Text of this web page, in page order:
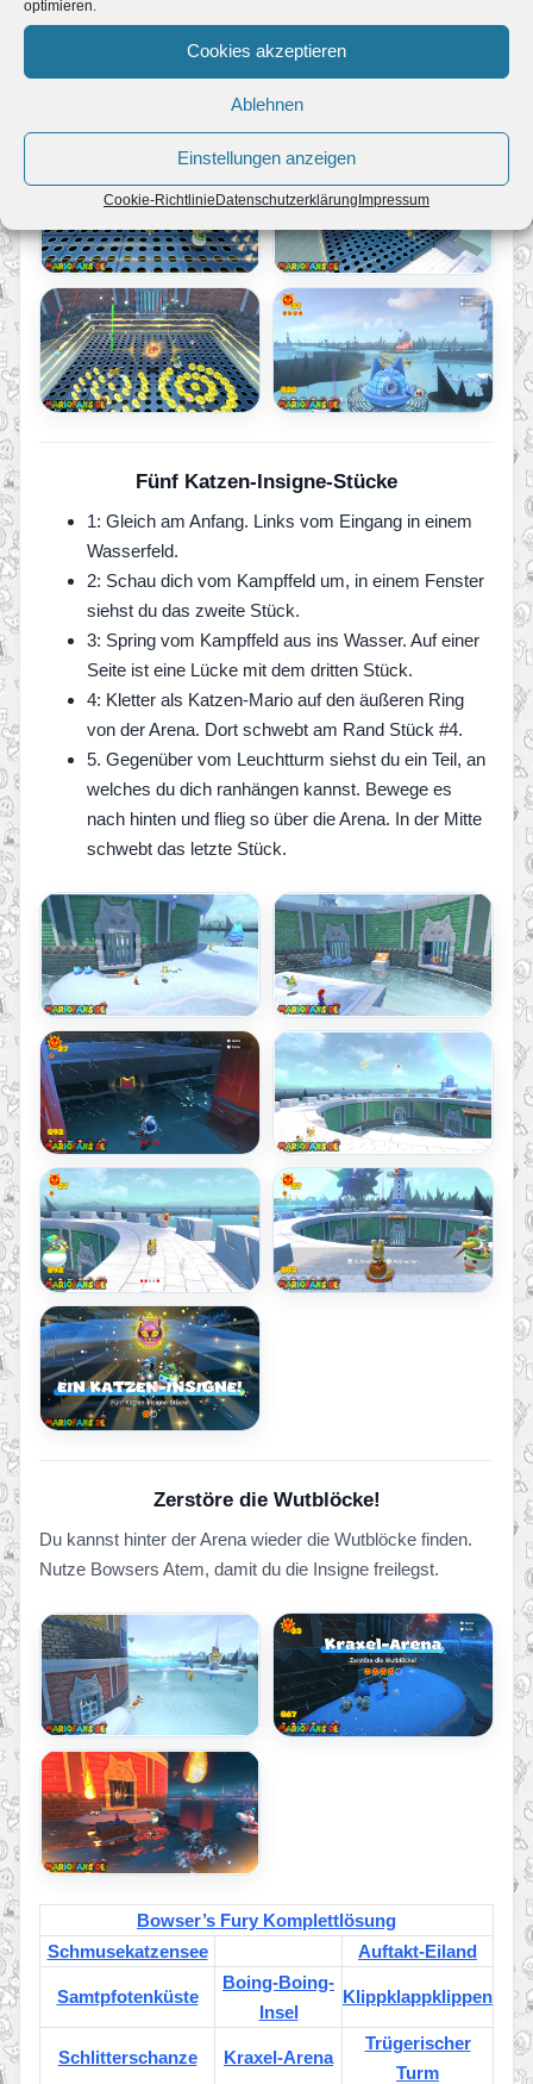
optimieren.
Cookies akzeptieren
Ablehnen
Einstellungen anzeigen
Cookie-RichtlinieDatenschutzerklärungImpressum
Fünf Katzen-Insigne-Stücke
1: Gleich am Anfang. Links vom Eingang in einem
Wasserfeld.
2: Schau dich vom Kampffeld um, in einem Fenster
siehst du das zweite Stück.
3: Spring vom Kampffeld aus ins Wasser. Auf einer
Seite ist eine Lücke mit dem dritten Stück.
4: Kletter als Katzen-Mario auf den äußeren Ring
von der Arena. Dort schwebt am Rand Stück #4.
5. Gegenüber vom Leuchtturm siehst du ein Teil, an
welches du dich ranhängen kannst. Bewege es
nach hinten und flieg so über die Arena. In der Mitte
schwebt das letzte Stück.
Zerstöre die Wutblöcke!
Du kannst hinter der Arena wieder die Wutblöcke finden.
Nutze Bowsers Atem, damit du die Insigne freilegst.
Bowser’s Fury Komplettlösung
Schmusekatzensee
Auftakt-Eiland
Samtpfotenküste
Boing-Boing-
Insel
Klippklappklippen
Schlitterschanze Kraxel-Arena
Trügerischer
Turm